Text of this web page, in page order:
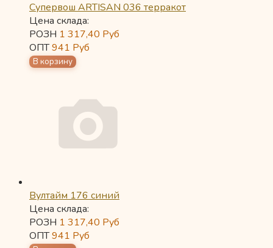
Супервош ARTISAN 036 терракот
Цена склада:
РОЗН 1 317,40 Руб
ОПТ941 Руб
Вултайм 176 синий
Цена склада:
РОЗН 1 317,40 Руб
ОПТ941 Руб